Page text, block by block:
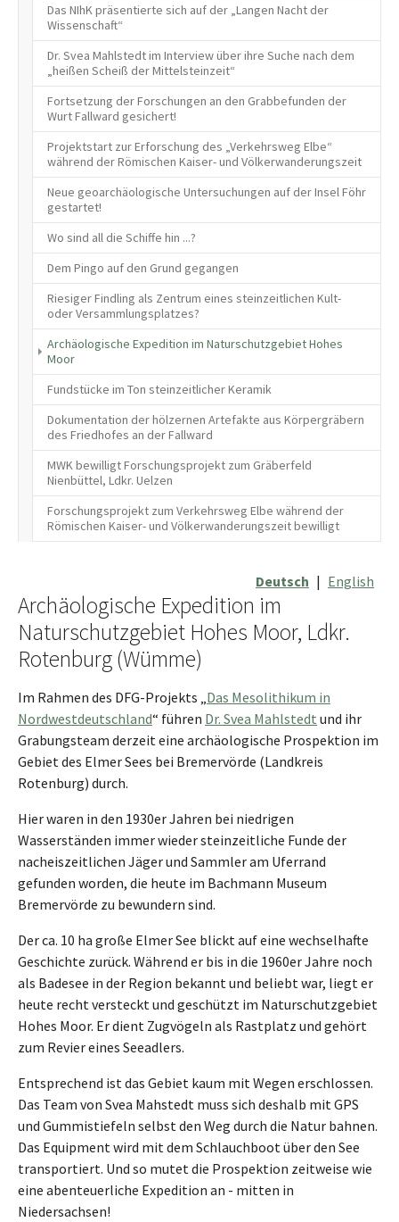
Das NIhK präsentierte sich auf der „Langen Nacht der
Wissenschaft“
Dr. Svea Mahlstedt im Interview über ihre Suche nach dem
„heißen Scheiß der Mittelsteinzeit“
Fortsetzung der Forschungen an den Grabbefunden der
Wurt Fallward gesichert!
Projektstart zur Erforschung des „Verkehrsweg Elbe“
während der Römischen Kaiser- und Völkerwanderungszeit
Neue geoarchäologische Untersuchungen auf der Insel Föhr
gestartet!
Wo sind all die Schiffe hin ...?
Dem Pingo auf den Grund gegangen
Riesiger Findling als Zentrum eines steinzeitlichen Kult-
oder Versammlungsplatzes?
Archäologische Expedition im Naturschutzgebiet Hohes
Moor(current)
Fundstücke im Ton steinzeitlicher Keramik
Dokumentation der hölzernen Artefakte aus Körpergräbern
des Friedhofes an der Fallward
MWK bewilligt Forschungsprojekt zum Gräberfeld
Nienbüttel, Ldkr. Uelzen
Forschungsprojekt zum Verkehrsweg Elbe während der
Römischen Kaiser- und Völkerwanderungszeit bewilligt
Deutsch | English
Archäologische Expedition im
Naturschutzgebiet Hohes Moor, Ldkr.
Rotenburg (Wümme)
Im Rahmen des DFG-Projekts „ Das Mesolithikum in
Nordwestdeutschland“ führen Dr. Svea Mahlstedt und ihr
Grabungsteam derzeit eine archäologische Prospektion im
Gebiet des Elmer Sees bei Bremervörde (Landkreis
Rotenburg) durch.
Hier waren in den 1930er Jahren bei niedrigen
Wasserständen immer wieder steinzeitliche Funde der
nacheiszeitlichen Jäger und Sammler am Uferrand
gefunden worden, die heute im Bachmann Museum
Bremervörde zu bewundern sind.
Der ca. 10 ha große Elmer See blickt auf eine wechselhafte
Geschichte zurück. Während er bis in die 1960er Jahre noch
als Badesee in der Region bekannt und beliebt war, liegt er
heute recht versteckt und geschützt im Naturschutzgebiet
Hohes Moor. Er dient Zugvögeln als Rastplatz und gehört
zum Revier eines Seeadlers.
Entsprechend ist das Gebiet kaum mit Wegen erschlossen.
Das Team von Svea Mahstedt muss sich deshalb mit GPS
und Gummistiefeln selbst den Weg durch die Natur bahnen.
Das Equipment wird mit dem Schlauchboot über den See
transportiert. Und so mutet die Prospektion zeitweise wie
eine abenteuerliche Expedition an - mitten in
Niedersachsen!